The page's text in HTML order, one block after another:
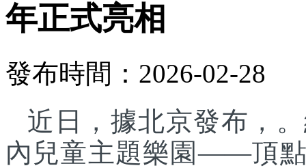
年正式亮相
發布時間：2026-02-28
近日，據北京發布，
內兒童主題樂園——頂